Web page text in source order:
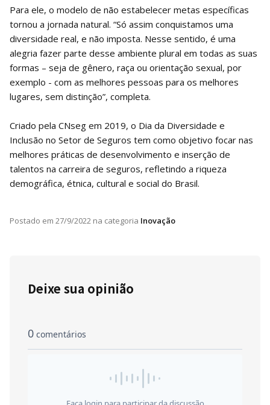
Para ele, o modelo de não estabelecer metas específicas
tornou a jornada natural. “Só assim conquistamos uma
diversidade real, e não imposta. Nesse sentido, é uma
alegria fazer parte desse ambiente plural em todas as suas
formas – seja de gênero, raça ou orientação sexual, por
exemplo - com as melhores pessoas para os melhores
lugares, sem distinção”, completa.
Criado pela CNseg em 2019, o Dia da Diversidade e
Inclusão no Setor de Seguros tem como objetivo focar nas
melhores práticas de desenvolvimento e inserção de
talentos na carreira de seguros, refletindo a riqueza
demográfica, étnica, cultural e social do Brasil.
Postado em 27/9/2022 na categoria Inovação
Deixe sua opinião